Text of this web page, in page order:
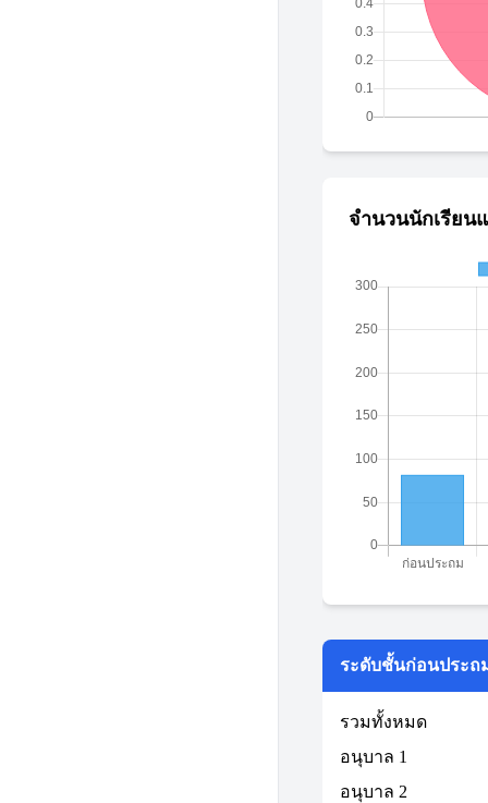
จำนวนนักเรียน
ระดับชั้นก่อนประถ
รวมทั้งหมด
อนุบาล 1
อนุบาล 2